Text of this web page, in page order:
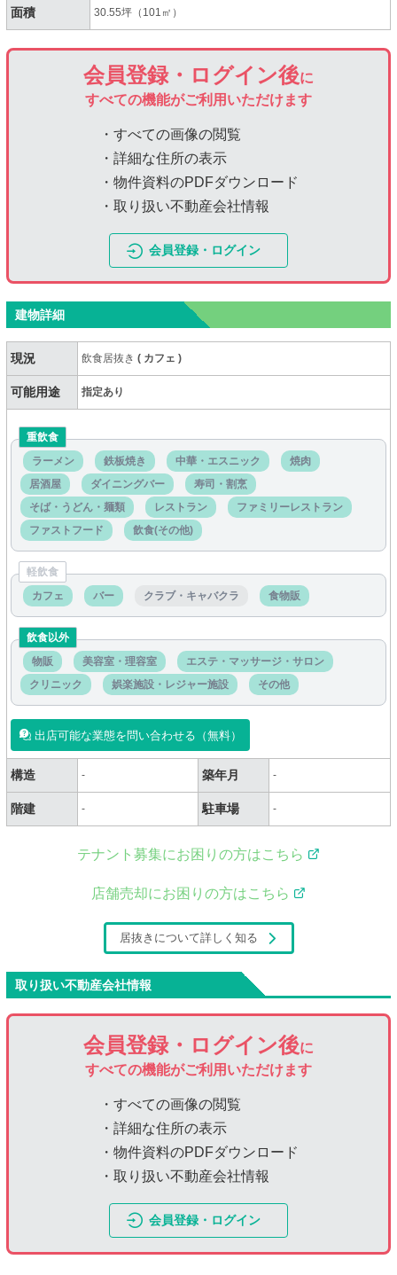
面積 30.55坪（101㎡）
会員登録・ログイン後に
すべての機能がご利用いただけます
・すべての画像の閲覧
・詳細な住所の表示
・物件資料のPDFダウンロード
・取り扱い不動産会社情報
会員登録・ログイン
建物詳細
現況 飲食居抜き( カフェ)
可能用途 指定あり
重飲食
ラーメン
鉄板焼き 中華・エスニック
焼肉
居酒屋
ダイニングバー
寿司・割烹
そば・うどん・麺類
レストラン
ファミリーレストラン
ファストフード
飲食(その他)
軽飲食
カフェ
バー クラブ・キャバクラ 食物販
飲食以外
物販
美容室・理容室
エステ・マッサージ・サロン
クリニック
娯楽施設・レジャー施設 その他
出店可能な業態を問い合わせる（無料）
構造 - 築年月 -
階建 - 駐車場 -
テナント募集にお困りの方はこちら
店舗売却にお困りの方はこちら
居抜きについて詳しく知る
取り扱い不動産会社情報
会員登録・ログイン後に
すべての機能がご利用いただけます
・すべての画像の閲覧
・詳細な住所の表示
・物件資料のPDFダウンロード
・取り扱い不動産会社情報
会員登録・ログイン